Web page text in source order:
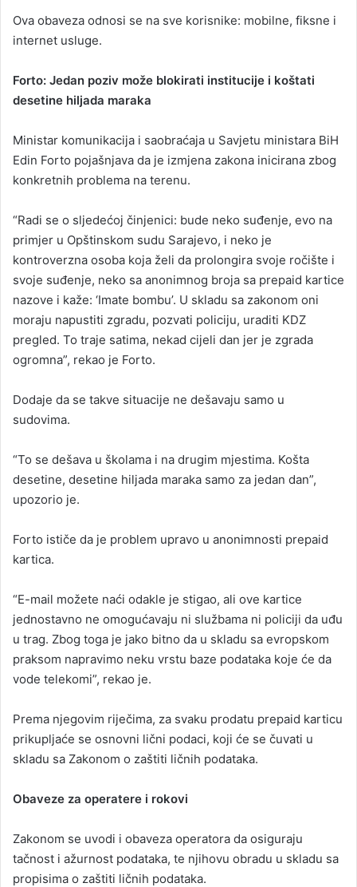
Ova obaveza odnosi se na sve korisnike: mobilne, fiksne i
internet usluge.
Forto: Jedan poziv može blokirati institucije i koštati
desetine hiljada maraka
Ministar komunikacija i saobraćaja u Savjetu ministara BiH
Edin Forto pojašnjava da je izmjena zakona inicirana zbog
konkretnih problema na terenu.
“Radi se o sljedećoj činjenici: bude neko suđenje, evo na
primjer u Opštinskom sudu Sarajevo, i neko je
kontroverzna osoba koja želi da prolongira svoje ročište i
svoje suđenje, neko sa anonimnog broja sa prepaid kartice
nazove i kaže: ‘Imate bombu’. U skladu sa zakonom oni
moraju napustiti zgradu, pozvati policiju, uraditi KDZ
pregled. To traje satima, nekad cijeli dan jer je zgrada
ogromna”, rekao je Forto.
Dodaje da se takve situacije ne dešavaju samo u
sudovima.
“To se dešava u školama i na drugim mjestima. Košta
desetine, desetine hiljada maraka samo za jedan dan”,
upozorio je.
Forto ističe da je problem upravo u anonimnosti prepaid
kartica.
“E-mail možete naći odakle je stigao, ali ove kartice
jednostavno ne omogućavaju ni službama ni policiji da uđu
u trag. Zbog toga je jako bitno da u skladu sa evropskom
praksom napravimo neku vrstu baze podataka koje će da
vode telekomi”, rekao je.
Prema njegovim riječima, za svaku prodatu prepaid karticu
prikupljaće se osnovni lični podaci, koji će se čuvati u
skladu sa Zakonom o zaštiti ličnih podataka.
Obaveze za operatere i rokovi
Zakonom se uvodi i obaveza operatora da osiguraju
tačnost i ažurnost podataka, te njihovu obradu u skladu sa
propisima o zaštiti ličnih podataka.